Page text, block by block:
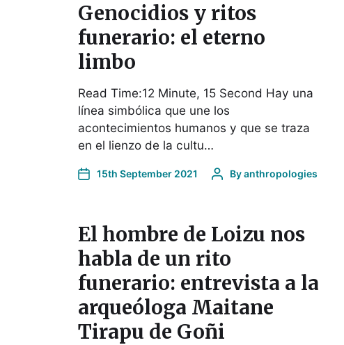
Genocidios y ritos
funerario: el eterno
limbo
Read Time:12 Minute, 15 Second Hay una
línea simbólica que une los
acontecimientos humanos y que se traza
en el lienzo de la cultu…
15th September 2021 Byanthropologies
El hombre de Loizu nos
habla de un rito
funerario: entrevista a la
arqueóloga Maitane
Tirapu de Goñi